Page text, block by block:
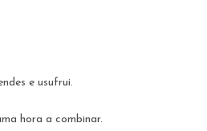
e usufrui.
hora a combinar.